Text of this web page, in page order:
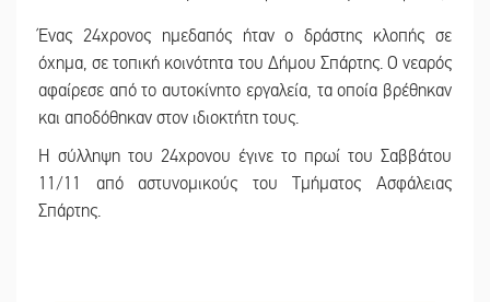
Ένας 24χρονος ημεδαπός ήταν ο δράστης κλοπής σε
όχημα, σε τοπική κοινότητα του Δήμου Σπάρτης. Ο νεαρός
αφαίρεσε από το αυτοκίνητο εργαλεία, τα οποία βρέθηκαν
και αποδόθηκαν στον ιδιοκτήτη τους.
Η σύλληψη του 24χρονου έγινε το πρωί του Σαββάτου
11/11 από αστυνομικούς του Τμήματος Ασφάλειας
Σπάρτης.